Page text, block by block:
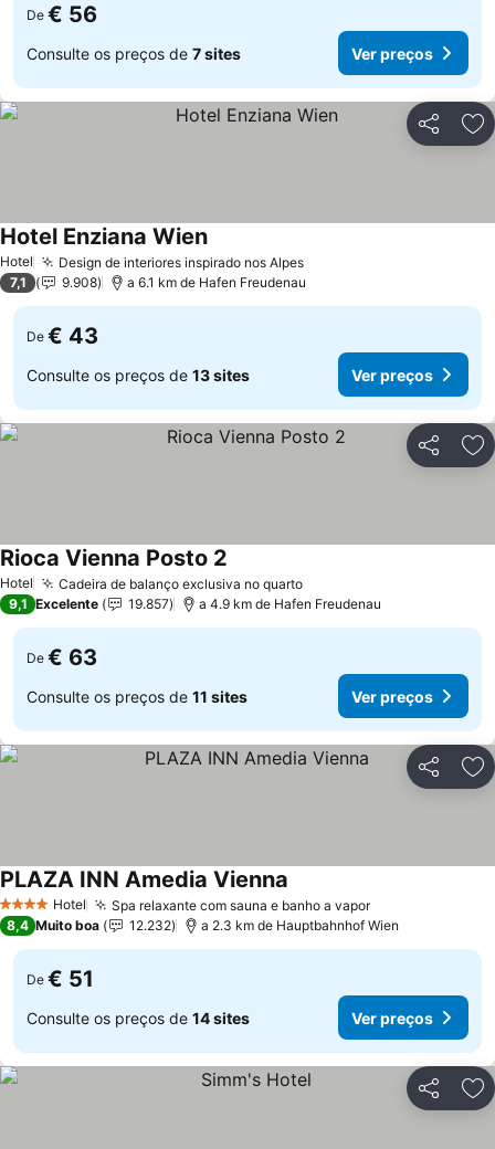
De € 56
Consulte os preços de 7 sites Ver preços
Partilhar
Hotel Design de interiores inspirado nos Alpes
Hotel Enziana Wien
7,1 9.908 a 6.1 km de Hafen Freudenau
De € 43
Consulte os preços de 13 sites Ver preços
Partilhar
Hotel Cadeira de balanço exclusiva no quarto
Rioca Vienna Posto 2
9,1 Excelente 19.857 a 4.9 km de Hafen Freudenau
De € 63
Consulte os preços de 11 sites Ver preços
Partilhar
4 EstrelasHotel Spa relaxante com sauna e banho a vapor
PLAZA INN Amedia Vienna
8,4 Muito boa 12.232 a 2.3 km de Hauptbahnhof Wien
De € 51
Consulte os preços de 14 sites Ver preços
Partilhar